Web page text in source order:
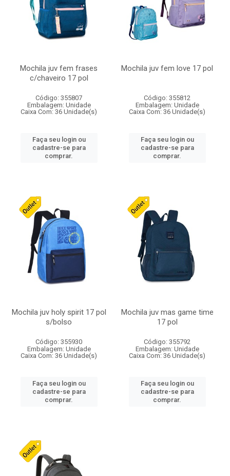
Mochila juv fem frases
c/chaveiro 17 pol
Código: 355807
Embalagem: Unidade
Caixa Com: 36 Unidade(s)
Faça seu login ou
cadastre-se para
comprar.
Mochila juv fem love 17 pol
Código: 355812
Embalagem: Unidade
Caixa Com: 36 Unidade(s)
Faça seu login ou
cadastre-se para
comprar.
Mochila juv holy spirit 17 pol
s/bolso
Código: 355930
Embalagem: Unidade
Caixa Com: 36 Unidade(s)
Faça seu login ou
cadastre-se para
comprar.
Mochila juv mas game time
17 pol
Código: 355792
Embalagem: Unidade
Caixa Com: 36 Unidade(s)
Faça seu login ou
cadastre-se para
comprar.